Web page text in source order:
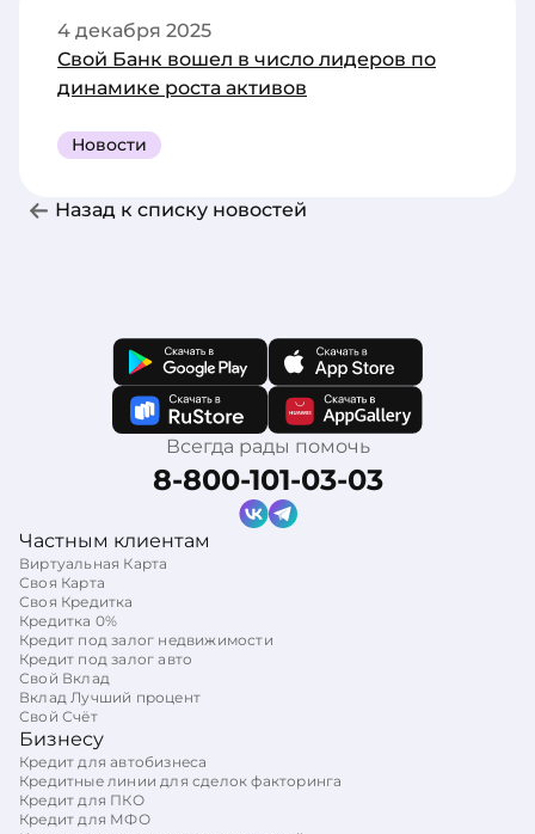
Свой Банк вошел в число лидеров по
динамике роста активов
4 декабря 2025
Новости
Назад к списку новостей
Частным клиентам
Виртуальная Карта
Своя Карта
Своя Кредитка
Кредитка 0%
Кредит под залог недвижимости
Кредит под залог авто
Свой Вклад
Вклад Лучший процент
Свой Счёт
Бизнесу
Кредит для автобизнеса
Кредитные линии для сделок факторинга
Кредит для ПКО
Кредит для МФО
Всегда рады помочь
8-800-101-03-03